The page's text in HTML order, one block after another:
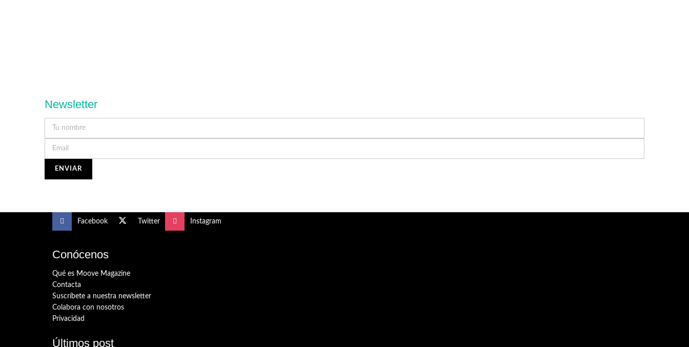
Newsletter
Facebook Twitter Instagram
Conócenos
Qué es Moove Magazine
Contacta
Suscríbete a nuestra newsletter
Colabora con nosotros
Privacidad
Últimos post